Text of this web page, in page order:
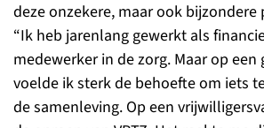
deze onzekere, maar ook bijzondere
“Ik heb jarenlang gewerkt als
medewerker in de zorg. Maar op
voelde ik sterk de behoefte om iets
de samenleving. Op een